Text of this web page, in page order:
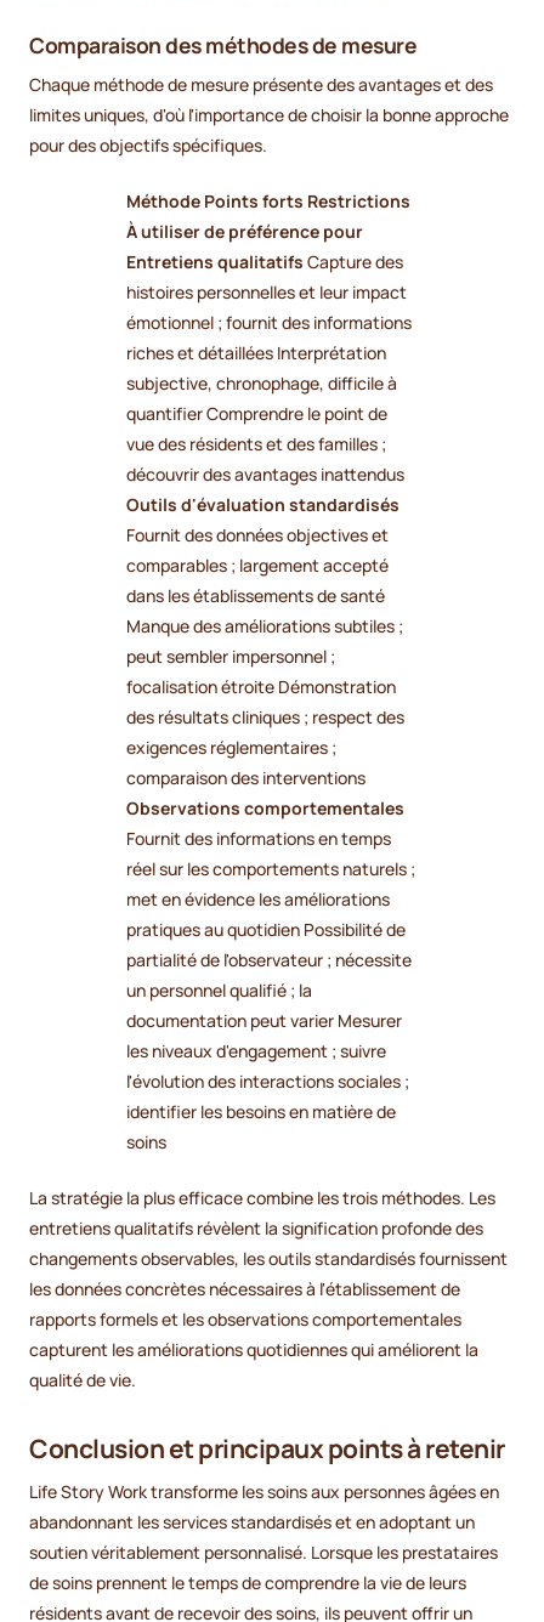
Comparaison des méthodes de mesure
Chaque méthode de mesure présente des avantages et des
limites uniques, d'où l'importance de choisir la bonne approche
pour des objectifs spécifiques.
Méthode Points forts Restrictions
À utiliser de préférence pour
Entretiens qualitatifs Capture des
histoires personnelles et leur impact
émotionnel ; fournit des informations
riches et détaillées Interprétation
subjective, chronophage, difficile à
quantifier Comprendre le point de
vue des résidents et des familles ;
découvrir des avantages inattendus
Outils d'évaluation standardisés
Fournit des données objectives et
comparables ; largement accepté
dans les établissements de santé
Manque des améliorations subtiles ;
peut sembler impersonnel ;
focalisation étroite Démonstration
des résultats cliniques ; respect des
exigences réglementaires ;
comparaison des interventions
Observations comportementales
Fournit des informations en temps
réel sur les comportements naturels ;
met en évidence les améliorations
pratiques au quotidien Possibilité de
partialité de l'observateur ; nécessite
un personnel qualifié ; la
documentation peut varier Mesurer
les niveaux d'engagement ; suivre
l'évolution des interactions sociales ;
identifier les besoins en matière de
soins
La stratégie la plus efficace combine les trois méthodes. Les
entretiens qualitatifs révèlent la signification profonde des
changements observables, les outils standardisés fournissent
les données concrètes nécessaires à l'établissement de
rapports formels et les observations comportementales
capturent les améliorations quotidiennes qui améliorent la
qualité de vie.
Conclusion et principaux points à retenir
Life Story Work transforme les soins aux personnes âgées en
abandonnant les services standardisés et en adoptant un
soutien véritablement personnalisé. Lorsque les prestataires
de soins prennent le temps de comprendre la vie de leurs
résidents avant de recevoir des soins, ils peuvent offrir un